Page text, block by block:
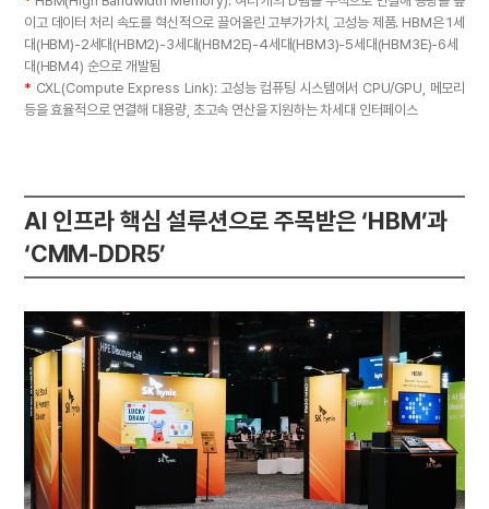
이고 데이터 처리 속도를 혁신적으로 끌어올린 고부가가치, 고성능 제품. HBM은 1세
대(HBM)-2세대(HBM2)-3세대(HBM2E)-4세대(HBM3)-5세대(HBM3E)-6세
대(HBM4) 순으로 개발됨
* CXL(Compute Express Link): 고성능 컴퓨팅 시스템에서 CPU/GPU, 메모리
등을 효율적으로 연결해 대용량, 초고속 연산을 지원하는 차세대 인터페이스
AI 인프라 핵심 설루션으로 주목받은 ‘HBM’과
‘CMM-DDR5’